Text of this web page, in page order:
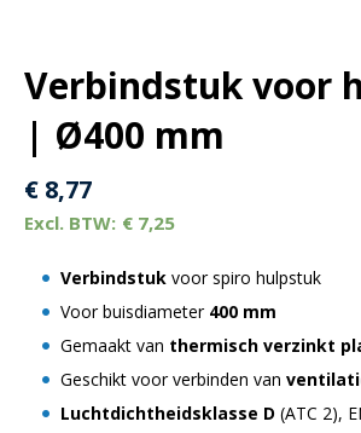
Verbindstuk voor
| Ø400 mm
€ 8,77
€ 7,25
Verbindstuk voor spiro hulpstuk
Voor buisdiameter400 mm
Gemaakt van thermisch verzinkt
Geschikt voor verbinden van
Luchtdichtheidsklasse D (ATC 2),